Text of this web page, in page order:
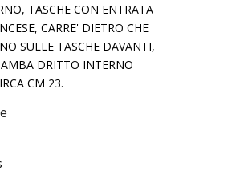
TASCHE CON ENTRATA
CARRE' DIETRO CHE
SULLE TASCHE DAVANTI,
DRITTO INTERNO
CM 23.